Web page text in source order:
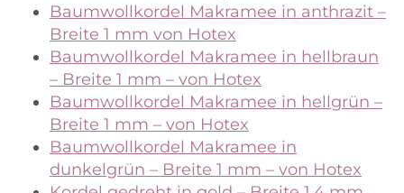
Baumwollkordel Makramee in anthrazit –
Breite 1 mm von Hotex
Baumwollkordel Makramee in hellbraun
– Breite 1 mm – von Hotex
Baumwollkordel Makramee in hellgrün –
Breite 1 mm – von Hotex
Baumwollkordel Makramee in
dunkelgrün – Breite 1 mm – von Hotex